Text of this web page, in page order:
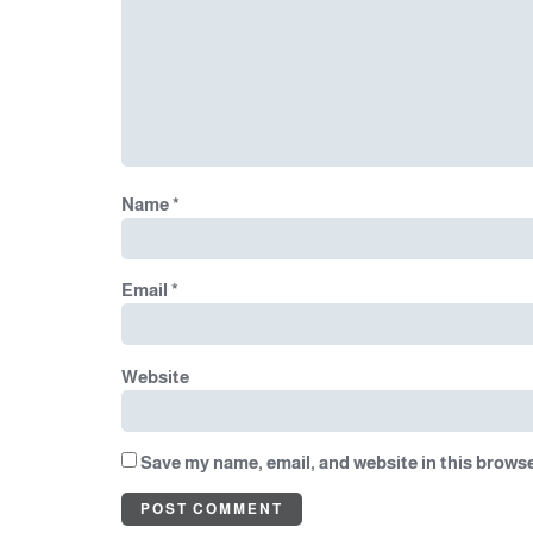
Name*
Email *
Website
Save my name, email, and website in this